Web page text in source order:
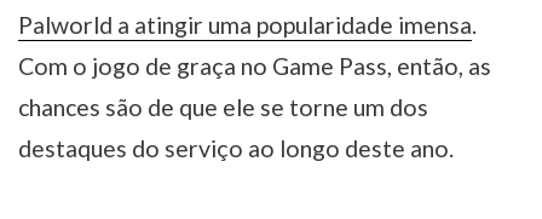
Palworld a atingir uma popularidade imensa.
Com o jogo de graça no Game Pass, então, as
chances são de que ele se torne um dos
destaques do serviço ao longo deste ano.